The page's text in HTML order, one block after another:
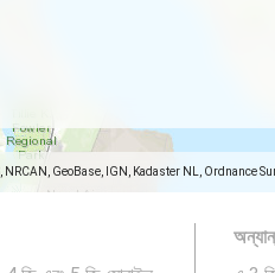
NRCAN, GeoBase, IGN, Kadaster NL,